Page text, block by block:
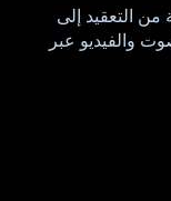
من التعقيد إلى
والفيديو عبر